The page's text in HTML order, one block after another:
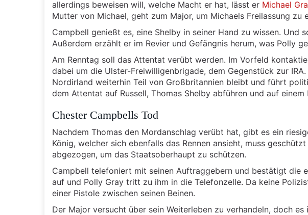
allerdings beweisen will, welche Macht er hat, lässt er Michael
Mutter von Michael, geht zum Major, um Michaels Freilassung zu
Campbell genießt es, eine Shelby in seiner Hand zu wissen. Und
Außerdem erzählt er im Revier und Gefängnis herum, was Polly
Am Renntag soll das Attentat verübt werden. Im Vorfeld
dabei um die Ulster-Freiwilligenbrigade, dem Gegenstück zur
Nordirland weiterhin Teil von Großbritannien bleibt und führt
dem Attentat auf Russell, Thomas Shelby abführen und auf einem
Chester Campbells Tod
Nachdem Thomas den Mordanschlag verübt hat, gibt es ein
König, welcher sich ebenfalls das Rennen ansieht, muss
abgezogen, um das Staatsoberhaupt zu schützen.
Campbell telefoniert mit seinen Auftraggebern und bestätigt die
auf und Polly Gray tritt zu ihm in die Telefonzelle. Da keine
einer Pistole zwischen seinen Beinen.
Der Major versucht über sein Weiterleben zu verhandeln, doch